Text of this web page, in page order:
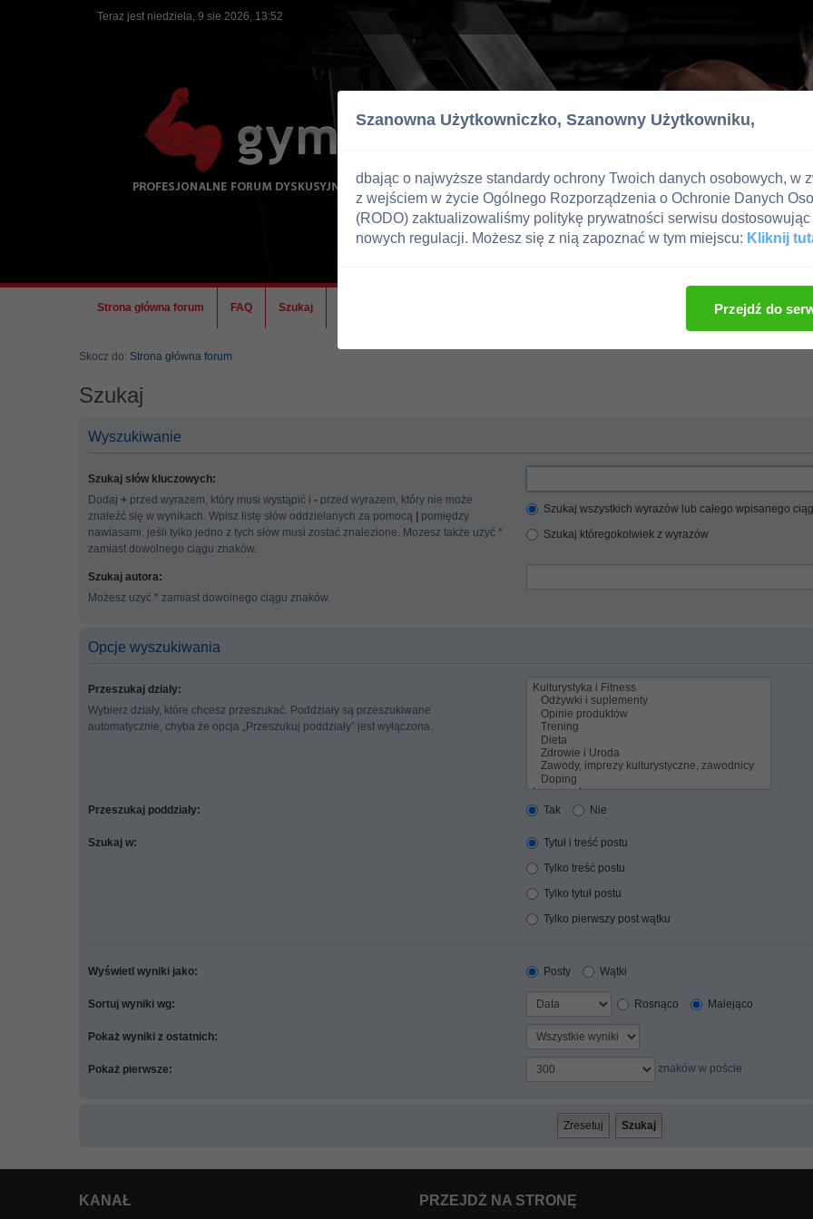
Teraz jest niedziela, 9 sie 2026, 13:52
Strona główna forum FAQ Szukaj
Skocz do: Strona główna forum
Szukaj
Wyszukiwanie
Szukaj słów kluczowych:
Dodaj + przed wyrazem, który musi wystąpić i - przed wyrazem, który nie może
znaleźć się w wynikach. Wpisz listę słów oddzielanych za pomocą
pomiędzy
nawiasami, jeśli tylko jedno z tych słów musi zostać znalezione. Możesz także użyć *
zamiast dowolnego ciągu znaków.
Szukaj wszystkich wyrazów lub całego wpisanego
Szukaj któregokolwiek z wyrazów
Szukaj autora:
Możesz użyć * zamiast dowolnego ciągu znaków.
Opcje wyszukiwania
Przeszukaj działy:
Wybierz działy, które chcesz przeszukać. Poddziały są przeszukiwane
automatycznie, chyba że opcja „Przeszukuj poddziały” jest wyłączona.
Przeszukaj poddziały: Tak Nie
Szukaj w:
Tytuł i treść postu
Tylko treść postu
Tylko tytuł postu
Tylko pierwszy post wątku
Wyświetl wyniki jako: Posty Wątki
Sortuj wyniki wg: Rosnąco Malejąco
Pokaż wyniki z ostatnich:
Pokaż pierwsze: znaków w poście
KANAŁ PRZEJDŹ NA STRONĘ
Szanowna Użytkowniczko, Szanowny Użytkowniku,
dbając o najwyższe standardy ochrony Twoich danych osobowych, w
z wejściem w życie Ogólnego Rozporządzenia o Ochronie Danych
(RODO) zaktualizowaliśmy politykę prywatności serwisu
nowych regulacji. Możesz się z nią zapoznać w tym miejscu: Kliknij
Przejdź do